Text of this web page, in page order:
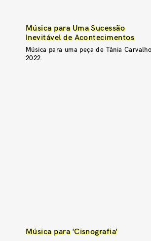
Música para Uma Sucessão
Inevitável de Acontecimentos
Música para uma peça de Tânia
2022.
Música para 'Cisnografia'